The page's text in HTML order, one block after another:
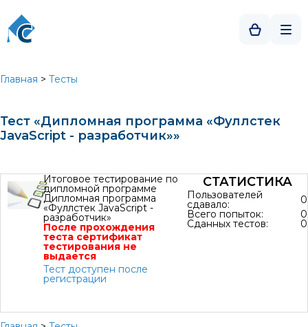
Главная > Тесты
Тест «Дипломная программа «Фуллстек
JavaScript - разработчик»»
Итоговое тестирование по
дипломной программе
Дипломная программа
«Фуллстек JavaScript -
разработчик»
После прохождения
теста сертификат
тестирования не
выдается
Тест доступен после
регистрации
СТАТИСТИКА
Пользователей
сдавало:
0
Всего попыток:
0
Сданных тестов: 0